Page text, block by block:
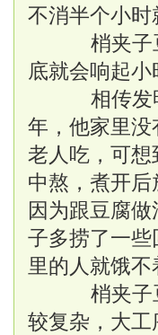
不消半个小时
梢夹子豆
底就会响起
相传发明
年，他家里
老人吃，可
中熬，煮开
因为跟豆腐
子多捞了一
里的人就饿不
梢夹子豆
较复杂，大